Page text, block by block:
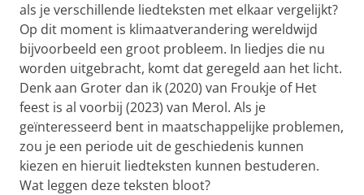
als je verschillende liedteksten met elkaar vergelijkt?
Op dit moment is klimaatverandering wereldwijd
bijvoorbeeld een groot probleem. In liedjes die nu
worden uitgebracht, komt dat geregeld aan het licht.
Denk aan Groter dan ik (2020) van Froukje of Het
feest is al voorbij (2023) van Merol. Als je
geïnteresseerd bent in maatschappelijke problemen,
zou je een periode uit de geschiedenis kunnen
kiezen en hieruit liedteksten kunnen bestuderen.
Wat leggen deze teksten bloot?